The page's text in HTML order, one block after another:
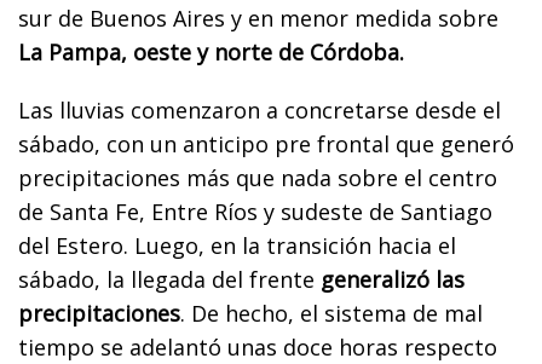
sur de Buenos Aires y en menor medida sobre
La Pampa, oeste y norte de Córdoba.
Las lluvias comenzaron a concretarse desde el
sábado, con un anticipo pre frontal que generó
precipitaciones más que nada sobre el centro
de Santa Fe, Entre Ríos y sudeste de Santiago
del Estero. Luego, en la transición hacia el
sábado, la llegada del frente generalizó las
precipitaciones. De hecho, el sistema de mal
tiempo se adelantó unas doce horas respecto